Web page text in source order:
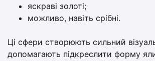
яскраві золоті;
можливо, навіть срібні.
Ці сфери створюють сильний
допомагають підкреслити форму